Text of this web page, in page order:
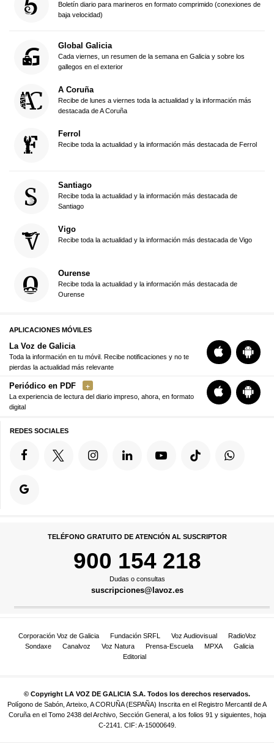
Boletín diario para marineros en formato comprimido (conexiones de
baja velocidad)
Global Galicia
Cada viernes, un resumen de la semana en Galicia y sobre los
gallegos en el exterior
A Coruña
Recibe de lunes a viernes toda la actualidad y la información más
destacada de A Coruña
Ferrol
Recibe toda la actualidad y la información más destacada de Ferrol
Santiago
Recibe toda la actualidad y la información más destacada de
Santiago
Vigo
Recibe toda la actualidad y la información más destacada de Vigo
Ourense
Recibe toda la actualidad y la información más destacada de
Ourense
APLICACIONES MÓVILES
La Voz de Galicia
Toda la información en tu móvil. Recibe notificaciones y no te
pierdas la actualidad más relevante
Periódico en PDF
La experiencia de lectura del diario impreso, ahora, en formato
digital
REDES SOCIALES
TELÉFONO GRATUITO DE ATENCIÓN AL SUSCRIPTOR
900 154 218
Dudas o consultas
suscripciones@lavoz.es
Corporación Voz de Galicia Fundación SRFL Voz Audiovisual
RadioVoz
Sondaxe
Canalvoz Voz Natura Prensa-Escuela MPXA
Galicia
Editorial
© Copyright LA VOZ DE GALICIA S.A. Todos los derechos reservados.
Polígono de Sabón, Arteixo, A CORUÑA (ESPAÑA) Inscrita en el Registro Mercantil de A
Coruña en el Tomo 2438 del Archivo, Sección General, a los folios 91 y siguientes, hoja
C-2141. CIF: A-15000649.